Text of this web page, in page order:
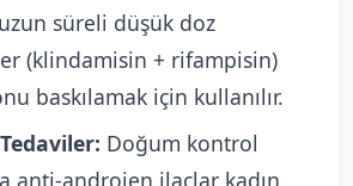
süreli düşük doz
(klindamisin + rifampisin)
baskılamak için kullanılır.
Doğum kontrol
anti-androjen ilaçlar kadın